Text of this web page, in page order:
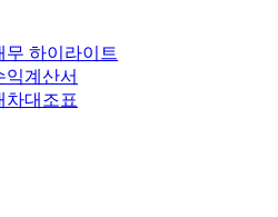
무 하이라이트
익계산서
차대조표